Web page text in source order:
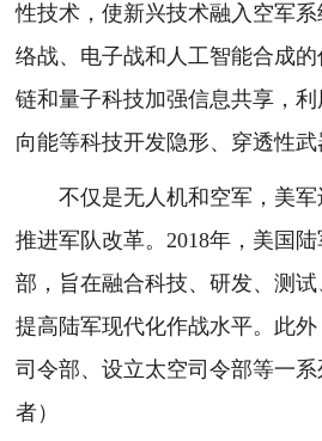
性技术，使新兴技术融入空军
络战、电子战和人工智能合成
链和量子科技加强信息共享，
向能等科技开发隐形、穿透性武
不仅是无人机和空军，美军
推进军队改革。2018年，美国
部，旨在融合科技、研发、测试
提高陆军现代化作战水平。此
司令部、设立太空司令部等一
者）